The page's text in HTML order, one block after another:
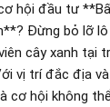
hội đầu tư
Đừng bỏ lỡ
cây xanh tại
vị trí đắc địa
cơ hội không